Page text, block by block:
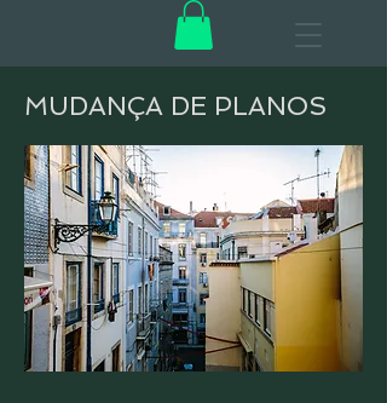
MUDANÇA DE PLANOS